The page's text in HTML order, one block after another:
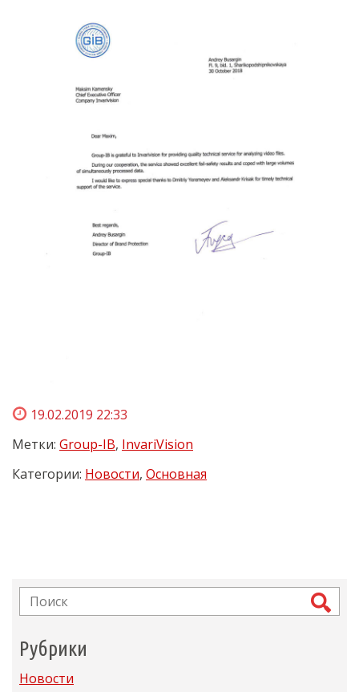
19.02.2019 22:33
Метки: Group-IB, InvariVision
Категории: Новости, Основная
Рубрики
Новости